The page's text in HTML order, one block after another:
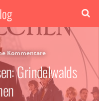
Kommentare
Grindelwalds